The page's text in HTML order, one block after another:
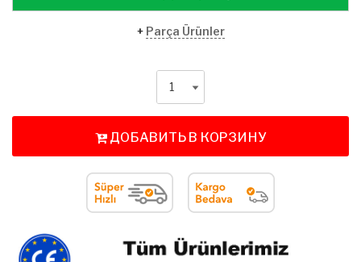
+ Parça Ürünler
ДОБАВИТЬ В КОРЗИНУ